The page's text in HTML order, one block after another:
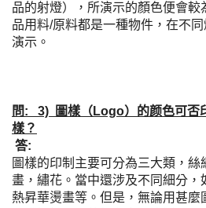
品的射燈），所演示的顏色便會
品用料/原料都是一種物件，在不
演示。
問: 3) 圖樣（Logo）的颜色可否
樣？
答:
圖樣的印制主要可分為三大類，
畫，繡花。當中還涉及不同細分，
熱昇華燙畫等。但是，無論用甚